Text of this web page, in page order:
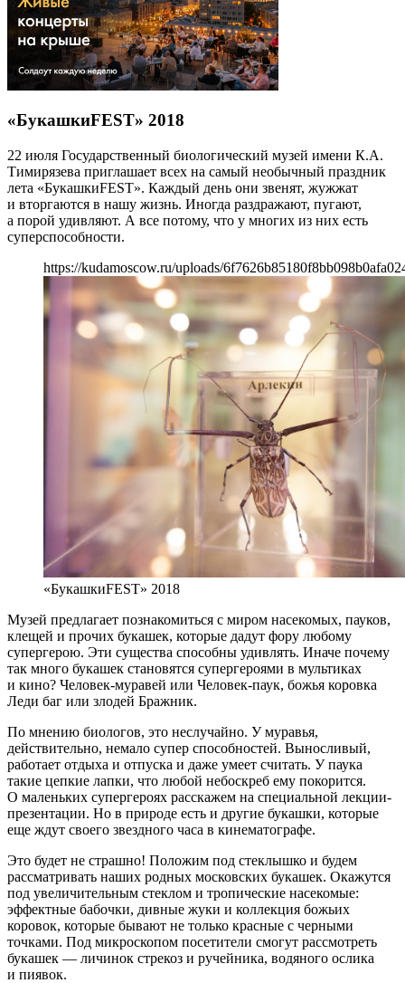
«БукашкиFEST» 2018
22 июля Государственный биологический музей имени К.А.
Тимирязева приглашает всех на самый необычный праздник
лета «БукашкиFEST». Каждый день они звенят, жужжат
и вторгаются в нашу жизнь. Иногда раздражают, пугают,
а порой удивляют. А все потому, что у многих из них есть
суперспособности.
https://kudamoscow.ru/uploads/
«БукашкиFEST» 2018
Музей предлагает познакомиться с миром насекомых, пауков,
клещей и прочих букашек, которые дадут фору любому
супергерою. Эти существа способны удивлять. Иначе почему
так много букашек становятся супергероями в мультиках
и кино? Человек-муравей или Человек-паук, божья коровка
Леди баг или злодей Бражник.
По мнению биологов, это неслучайно. У муравья,
действительно, немало супер способностей. Выносливый,
работает отдыха и отпуска и даже умеет считать. У паука
такие цепкие лапки, что любой небоскреб ему покорится.
О маленьких супергероях расскажем на специальной лекции-
презентации. Но в природе есть и другие букашки, которые
еще ждут своего звездного часа в кинематографе.
Это будет не страшно! Положим под стеклышко и будем
рассматривать наших родных московских букашек. Окажутся
под увеличительным стеклом и тропические насекомые:
эффектные бабочки, дивные жуки и коллекция божьих
коровок, которые бывают не только красные с черными
точками. Под микроскопом посетители смогут рассмотреть
букашек — личинок стрекоз и ручейника, водяного ослика
и пиявок.